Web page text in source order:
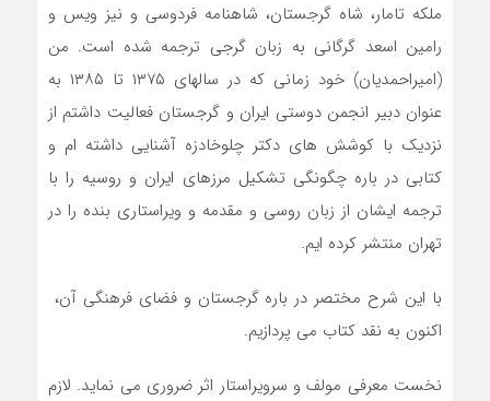
ملکه تامار، شاه گرجستان، شاهنامه فردوسی و نیز ویس و
رامین اسعد گرگانی به زبان گرجی ترجمه شده است. من
(امیراحمدیان) خود زمانی که در سالهای ۱۳۷۵ تا ۱۳۸۵ به
عنوان دبیر انجمن دوستی ایران و گرجستان فعالیت داشتم از
نزدیک با کوشش های دکتر چلوخادزه آشنایی داشته ام و
کتابی در باره چگونگی تشکیل مرزهای ایران و روسیه را با
ترجمه ایشان از زبان روسی و مقدمه و ویراستاری بنده را در
تهران منتشر کرده ایم.
با این شرح مختصر در باره گرجستان و فضای فرهنگی آن،
اکنون به نقد کتاب می پردازیم.
نخست معرفی مولف و سرویراستار اثر ضروری می نماید. لازم